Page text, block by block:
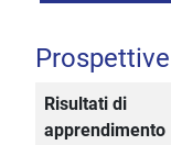
Prospettive
Risultati di
apprendimento